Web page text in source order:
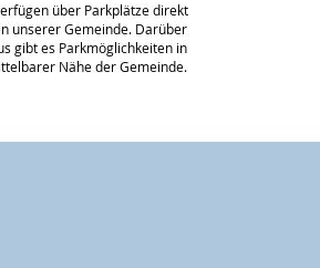
über Parkplätze direkt
unserer Gemeinde. Darüber
gibt es Parkmöglichkeiten in
Nähe der Gemeinde.